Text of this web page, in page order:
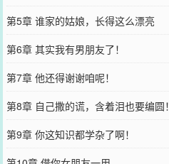
第5章 谁家的姑娘，长得这么漂亮
第6章 其实我有男朋友了！
第7章 他还得谢谢咱呢！
第8章 自己撒的谎，含着泪也要编圆！
第9章 你这知识都学杂了啊！